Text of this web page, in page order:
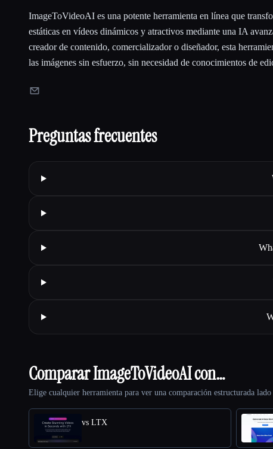
ImageToVideoAI es una potente herramienta en línea que
estáticas en vídeos dinámicos y atractivos mediante una IA
creador de contenido, comercializador o diseñador, esta
las imágenes sin esfuerzo, sin necesidad de conocimientos de
Preguntas frecuentes
Comparar ImageToVideoAI con…
Elige cualquier herramienta para ver una comparación estructurada
vs LTX